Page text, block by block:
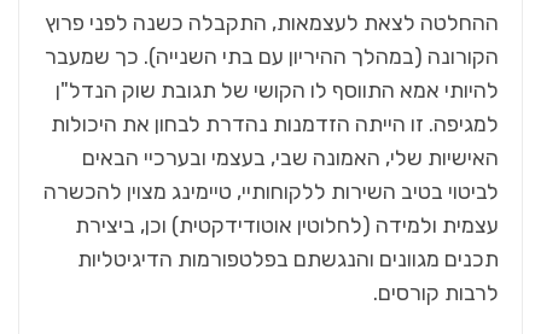
ההחלטה לצאת לעצמאות, התקבלה כשנה לפני פרוץ
הקורונה (במהלך ההיריון עם בתי השנייה). כך שמעבר
להיותי אמא התווסף לו הקושי של תגובת שוק הנדל"ן
למגיפה. זו הייתה הזדמנות נהדרת לבחון את היכולות
האישיות שלי, האמונה שבי, בעצמי ובערכיי הבאים
לביטוי בטיב השירות ללקוחותיי, טיימינג מצוין להכשרה
עצמית ולמידה (לחלוטין אוטודידקטית) וכן, ביצירת
תכנים מגוונים והנגשתם בפלטפורמות הדיגיטליות
לרבות קורסים.